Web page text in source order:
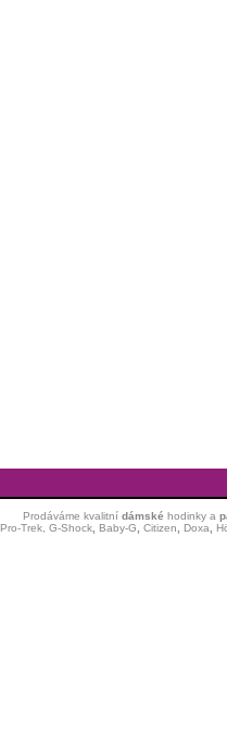
Prodáváme kvalitní dámské hodinkya
Pro-Trek, G-Shock, Baby-G Citizen Doxa